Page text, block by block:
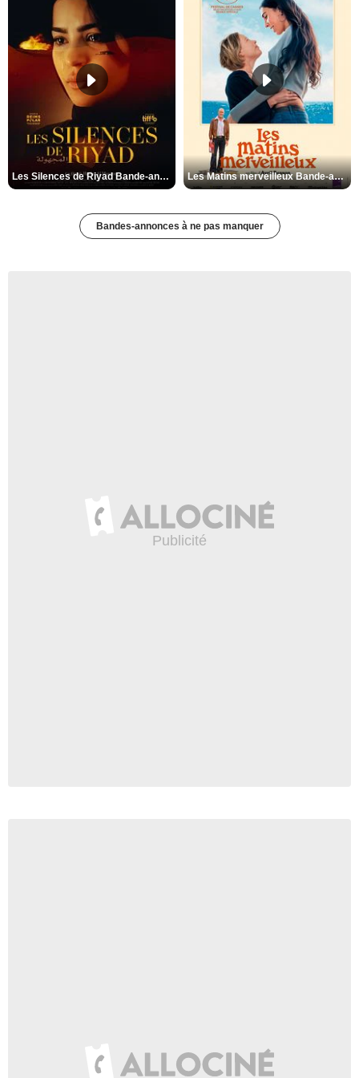
Les Silences de Riyad Bande-annonce VO STFR Les Matins merveilleux Bande-annonce VF
Bandes-annonces à ne pas manquer